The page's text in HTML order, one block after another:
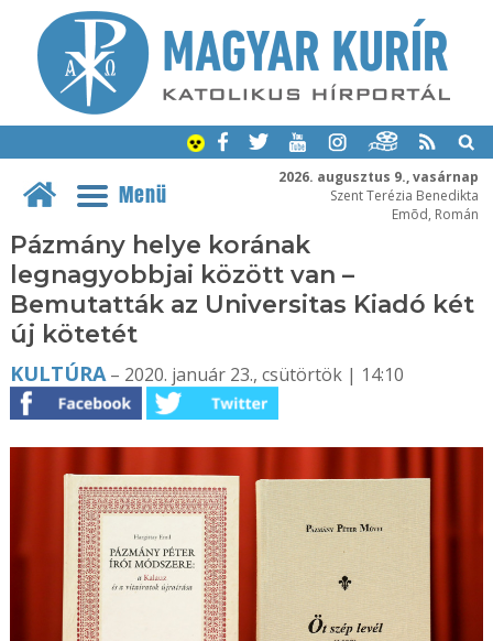
2026. augusztus 9., vasárnap
Szent Terézia Benedikta
Emõd, Román
Menü
Pázmány helye korának
legnagyobbjai között van –
Bemutatták az Universitas Kiadó két
új kötetét
KULTÚRA– 2020. január 23., csütörtök | 14:10